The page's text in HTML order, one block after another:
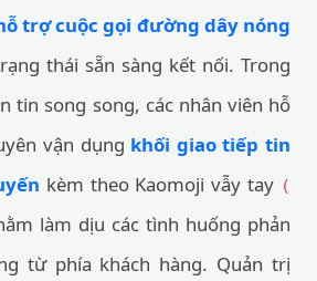
trợ cuộc gọi đường dây nóng
thái sẵn sàng kết nối. Trong
tin song song, các nhân viên hỗ
vận dụng khối giao tiếp tin
kèm theo Kaomoji vẫy tay (
làm dịu các tình huống phản
từ phía khách hàng. Quản trị